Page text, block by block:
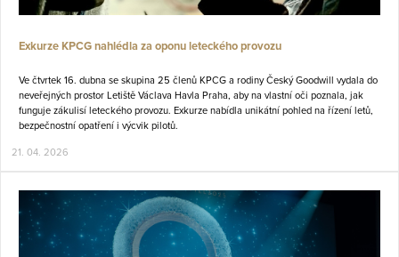
Exkurze KPCG nahlédla za oponu leteckého provozu
Ve čtvrtek 16. dubna se skupina 25 členů KPCG a rodiny Český Goodwill vydala do
neveřejných prostor Letiště Václava Havla Praha, aby na vlastní oči poznala, jak
funguje zákulisí leteckého provozu. Exkurze nabídla unikátní pohled na řízení letů,
bezpečnostní opatření i výcvik pilotů.
21. 04. 2026